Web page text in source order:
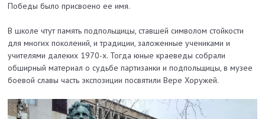
Победы было присвоено ее имя.
В школе чтут память подпольщицы, ставшей символом стойкости
для многих поколений, и традиции, заложенные учениками и
учителями далеких 1970-х. Тогда юные краеведы собрали
обширный материал о судьбе партизанки и подпольщицы, в музее
боевой славы часть экспозиции посвятили Вере Хоружей.